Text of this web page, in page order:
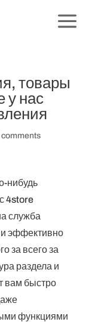
товары
у нас
comments
нибудь
4store
служба
эффективно
за всего за
раздела и
вам быстро
функциями